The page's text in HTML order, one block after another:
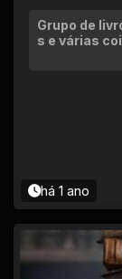
Grupo de
s e várias
há 1 ano